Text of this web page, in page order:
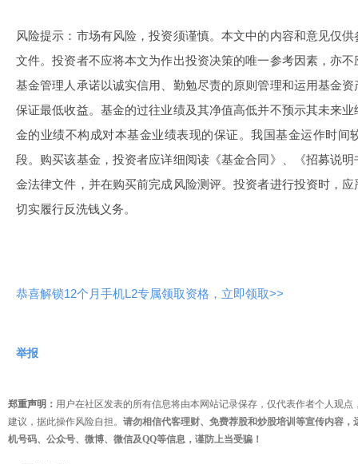
风险提示：市场有风险，投资须谨慎。本文中的内容和意见仅
文件。投资者不应将本文为作出投资决策的唯一参考因素，亦
基金管理人承诺以诚实信用、勤勉尽责的原则管理和运用基金
保证最低收益。基金的过往业绩及其净值高低并不预示其未来
金的业绩不构成对本基金业绩表现的保证。我国基金运作时间
段。购买该基金，投资者应详细阅读《基金合同》、《招募说
金法律文件，并在购买前完成风险测评。投资者进行投资时，
切实履行反洗钱义务。
恭喜解锁12个月手机L2专属领取资格，立即领取>>
举报
郑重声明： 用户在社区发表的所有信息将由本网站记录保存，仅代表作者个人观
建议，据此操作风险自担。 请勿相信代客理财、免费荐股和炒股培训等宣传内容
机号码、公众号、微博、微信及QQ等信息，谨防上当受骗！